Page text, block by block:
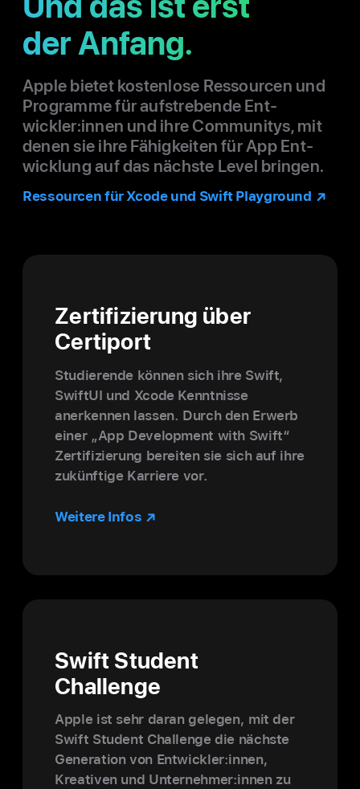
der Anfang.
Apple bietet kostenlose Ressourcen und
Programme für auf­strebende Ent­
wickler:innen und ihre Communitys, mit
denen sie ihre Fähigkeiten für App Ent­
wicklung auf das nächste Level bringen.
Res­sourcen für Xcode und Swift Play­ground
Zerti­fi­zierung über
Certiport
Studie­rende kön­nen sich ihre Swift,
SwiftUI und Xcode Kennt­nisse
anerkennen lassen. Durch den Erwerb
einer „App Develop­ment with Swift“
Zerti­fi­zierung be­reiten sie sich auf ihre
zukünftige Karriere vor.
Weitere Infos
Swift Student
Challenge
Apple ist sehr daran gelegen, mit der
Swift Student Challenge die nächste
Gene­ra­tion von Ent­wickler:innen,
Kreativen und Unter­nehmer:innen zu